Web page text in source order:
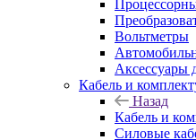
Вольтметры
Аксессуары
Кабель и
Назад
Кабель и
Силовые